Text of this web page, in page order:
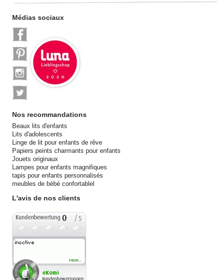
Médias sociaux
Nos recommandations
Beaux lits d'enfants
Lits d'adolescents
Linge de lit pour enfants de rêve
Papiers peints charmants pour enfants
Jouets originaux
Lampes pour enfants magnifiques
tapis pour enfants personnalisés
meubles de bébé confortablel
L'avis de nos clients